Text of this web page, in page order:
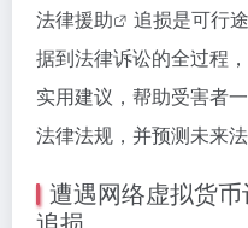
法律援助
追损是可行
据到法律诉讼的全过程
实用建议，帮助受害者
法律法规，并预测未来法
遭遇网络虚拟货